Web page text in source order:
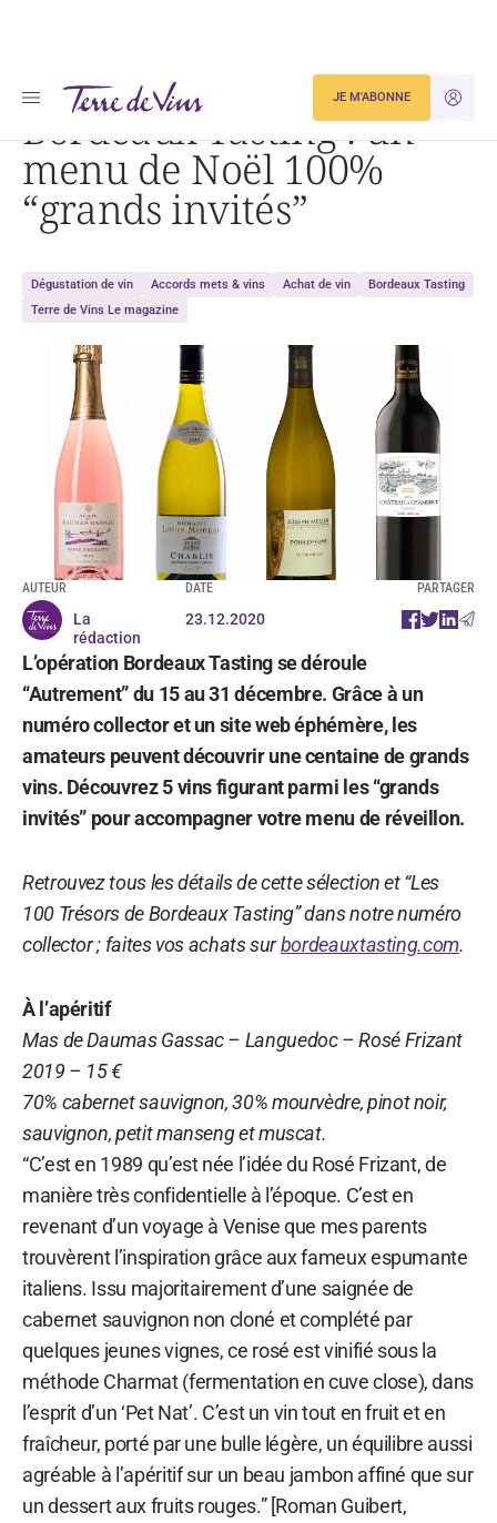
JE
JE M'ABONNE
Accueil Bordeaux Tasting : un menu de Noël 100% « grands invités »
Bordeaux Tasting : un
menu de Noël 100%
“grands invités”
Dégustation de vin Accords mets & vins Achat de vin
Bordeaux Tasting
Terre de Vins Le magazine
AUTEUR
La
rédaction
DATE
23.12.2020
PARTAGER
L’opération Bordeaux Tasting se déroule
“Autrement” du 15 au 31 décembre. Grâce à un
numéro collector et un site web éphémère, les
amateurs peuvent découvrir une centaine de grands
vins. Découvrez 5 vins figurant parmi les “grands
invités” pour accompagner votre menu de réveillon.
Retrouvez tous les détails de cette sélection et “Les
100 Trésors de Bordeaux Tasting” dans notre numéro
collector ; faites vos achats surbordeauxtasting.com.
À l’apéritif
Mas de Daumas Gassac – Languedoc – Rosé Frizant
2019 – 15 €
70% cabernet sauvignon, 30% mourvèdre, pinot noir,
sauvignon, petit manseng et muscat.
“C’est en 1989 qu’est née l’idée du Rosé Frizant, de
manière très confidentielle à l’époque. C’est en
revenant d’un voyage à Venise que mes parents
trouvèrent l’inspiration grâce aux fameux espumante
italiens. Issu majoritairement d’une saignée de
cabernet sauvignon non cloné et complété par
quelques jeunes vignes, ce rosé est vinifié sous la
méthode Charmat (fermentation en cuve close), dans
l’esprit d’un ‘Pet Nat’. C’est un vin tout en fruit et en
fraîcheur, porté par une bulle légère, un équilibre aussi
agréable à l’apéritif sur un beau jambon affiné que sur
un dessert aux fruits rouges.” [Roman Guibert,